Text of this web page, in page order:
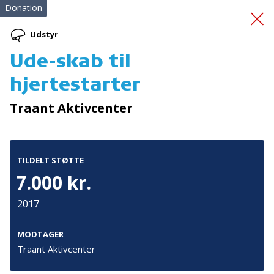
Førstehjælpskursus
brandslukningskursus
Donation
Udstyr
Ude-skab til
hjertestarter
Traant Aktivcenter
TILDELT STØTTE
7.000 kr.
2017
MODTAGER
Traant Aktivcenter
Tilmeld nyhedsbrev
De seneste nyheder om TrygFondens og TryghedsGruppens
aktiviteter direkte i din indbakke.